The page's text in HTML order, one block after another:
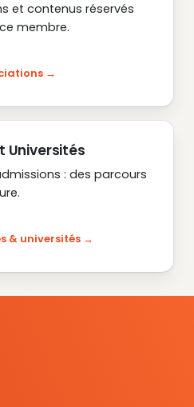
et contenus réservés
membre.
Universités
: des parcours
& universités